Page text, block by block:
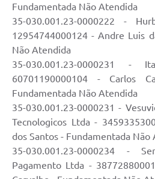
Fundamentada Não Atendida
35-030.001.23-0000222 -
12954744000124 - Andre Luis
Não Atendida
35-030.001.23-0000231 -
60701190000104 - Carlos
Fundamentada Não Atendida
35-030.001.23-0000231 -
Tecnologicos Ltda -
dos Santos - Fundamentada Não
35-030.001.23-0000234 -
Pagamento Ltda -